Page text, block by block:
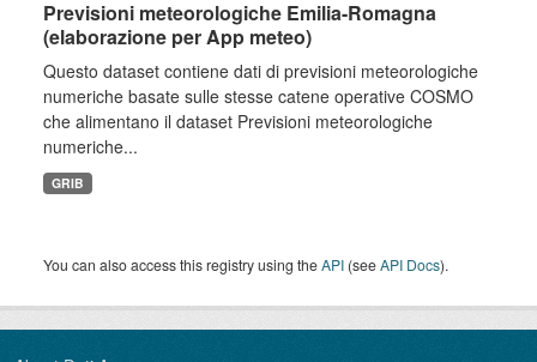
Previsioni meteorologiche Emilia-Romagna
(elaborazione per App meteo)
Questo dataset contiene dati di previsioni meteorologiche
numeriche basate sulle stesse catene operative COSMO
che alimentano il dataset Previsioni meteorologiche
numeriche...
GRIB
You can also access this registry using theAPI (seeAPI Docs).